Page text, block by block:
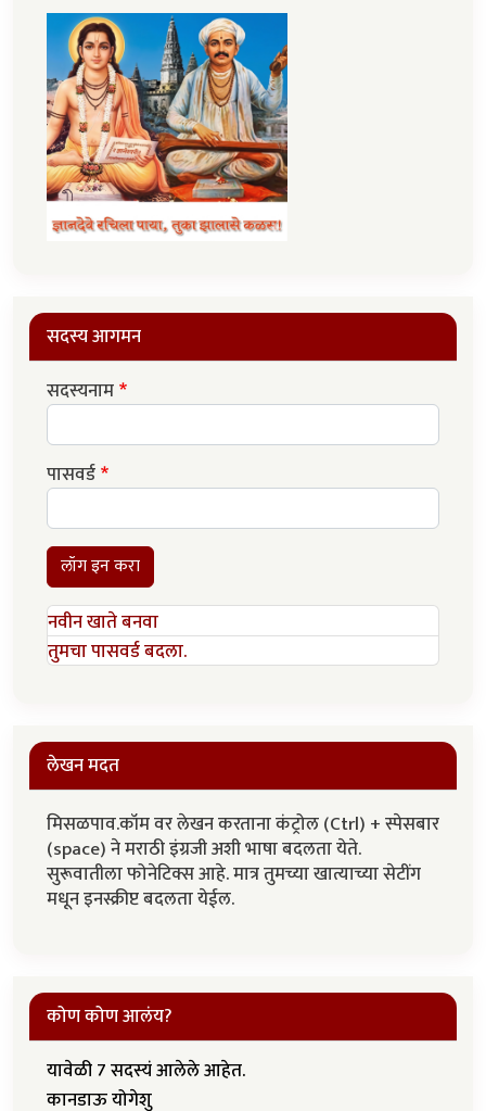
सदस्य आगमन
सदस्यनाम
पासवर्ड
लॉग इन करा
नवीन खाते बनवा
तुमचा पासवर्ड बदला.
लेखन मदत
मिसळपाव.कॉम वर लेखन करताना कंट्रोल (Ctrl) + स्पेसबार
(space) ने मराठी इंग्रजी अशी भाषा बदलता येते.
सुरूवातीला फोनेटिक्स आहे. मात्र तुमच्या खात्याच्या सेटींग
मधून इनस्क्रीप्ट बदलता येईल.
कोण कोण आलंय?
यावेळी 7 सदस्यं आलेले आहेत.
कानडाऊ योगेशु